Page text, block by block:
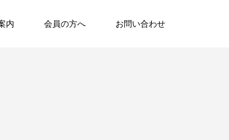
内 会員の方へ お問い合わせ